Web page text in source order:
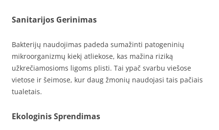
Sanitarijos Gerinimas
Bakterijų naudojimas padeda sumažinti patogeninių
mikroorganizmų kiekį atliekose, kas mažina riziką
užkrečiamosioms ligoms plisti. Tai ypač svarbu viešose
vietose ir šeimose, kur daug žmonių naudojasi tais pačiais
tualetais.
Ekologinis Sprendimas